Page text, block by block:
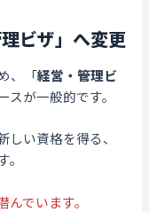
ビザ」へ変更
、「経営・管理ビ
が一般的です。
い資格を得る、
でいます。